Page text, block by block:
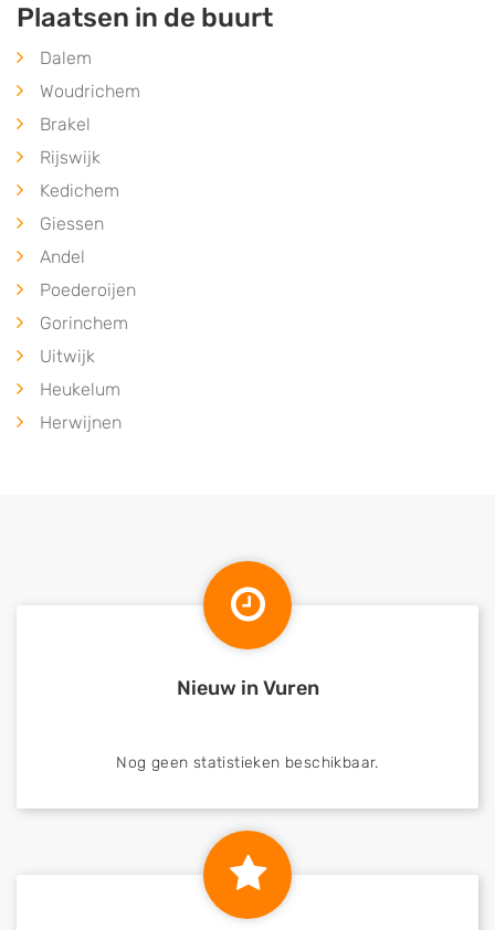
Plaatsen in de buurt
Dalem
Woudrichem
Brakel
Rijswijk
Kedichem
Giessen
Andel
Poederoijen
Gorinchem
Uitwijk
Heukelum
Herwijnen
Nieuw in Vuren
Nog geen statistieken beschikbaar.